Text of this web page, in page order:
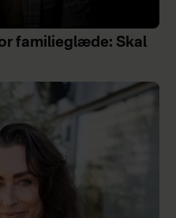
familieglæde: Skal